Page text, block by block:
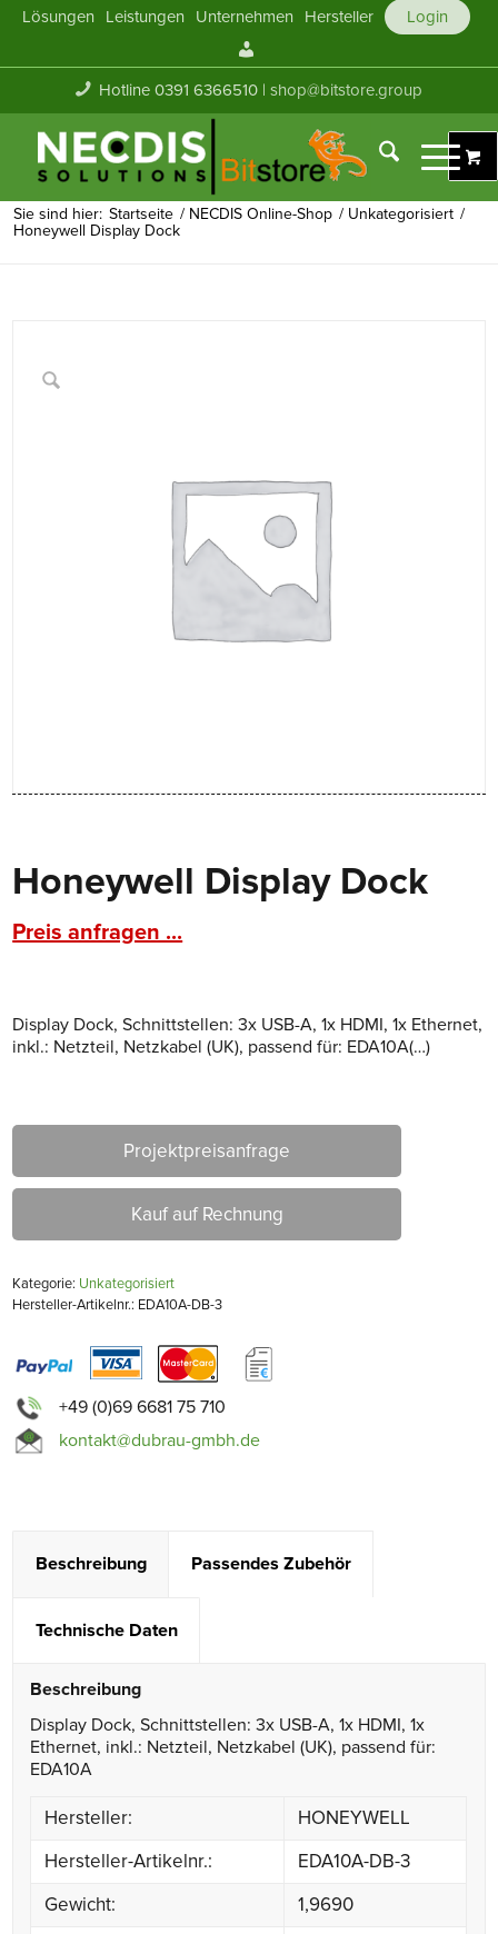
Lösungen Leistungen Unternehmen Hersteller
Login
Konto
Hotline 0391 6366510 |shop@bitstore.group
Sie sind hier: Startseite / NECDIS Online-Shop / Unkategorisiert /
Honeywell Display Dock
Honeywell Display Dock
Preis anfragen ...
Display Dock, Schnittstellen: 3x USB-A, 1x HDMI, 1x Ethernet,
inkl.: Netzteil, Netzkabel (UK), passend für: EDA10A(…)
Projektpreisanfrage
Kauf auf Rechnung
Kategorie: Unkategorisiert
Hersteller-Artikelnr.: EDA10A-DB-3
+49 (0)69 6681 75 710
kontakt@dubrau-gmbh.de
Beschreibung Passendes Zubehör
Technische Daten
Beschreibung
Display Dock, Schnittstellen: 3x USB-A, 1x HDMI, 1x
Ethernet, inkl.: Netzteil, Netzkabel (UK), passend für:
EDA10A
Hersteller:
HONEYWELL
Hersteller-Artikelnr.:
EDA10A-DB-3
Gewicht:
1,9690